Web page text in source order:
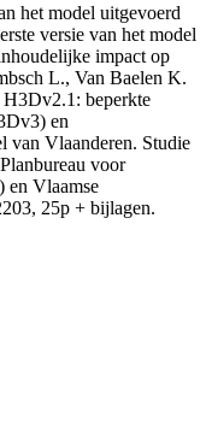
het model uitgevoerd
versie van het model
impact op
L., Van Baelen K.
beperkte
en
van Vlaanderen. Studie
voor
en Vlaamse
25p + bijlagen.